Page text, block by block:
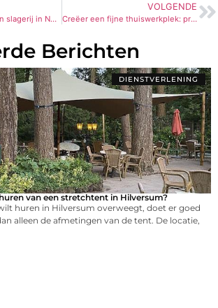
Hamburgers van een slagerij in Noordoostpolder
VOLGENDE
Creëer een fijne thuiswerkplek: privacy en focus met raamfolie
Berichten
DIENSTVERLENING
van een stretchtent in Hilversum?
huren in Hilversum overweegt, doet er goed
alleen de afmetingen van de tent. De locatie,